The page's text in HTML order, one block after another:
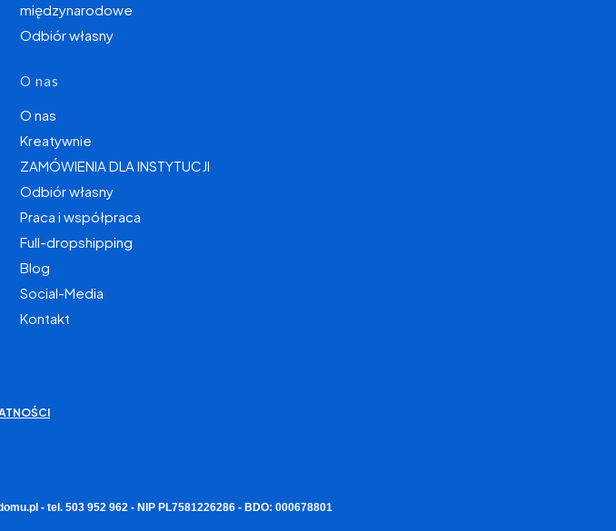
międzynarodowe
Odbiór własny
O nas
O nas
Kreatywnie
ZAMÓWIENIA DLA INSTYTUCJI
Odbiór własny
Praca i współpraca
Full-dropshipping
Blog
Social-Media
Kontakt
- tel. 503 952 962 - NIP PL7581226286 - BDO: 000678801